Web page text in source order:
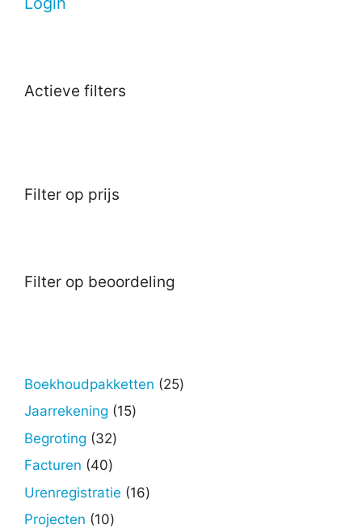
Actieve filters
Filter op prijs
Filter op beoordeling
Boekhoudpakketten 2525
Jaarrekening 1515
Begroting 3232
Facturen 4040
producten
Urenregistratie 1616
Projecten 1010